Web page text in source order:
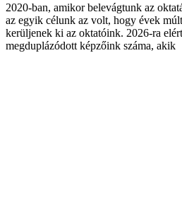
2020-ban, amikor belevágtunk az
az egyik célunk az volt, hogy évek
kerüljenek ki az oktatóink. 2026-ra
megduplázódott képzőink száma, akik